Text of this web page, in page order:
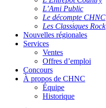
L’Ami Public
Le décompte CHNC
Les Classiques Rock
Nouvelles régionales
Services
Ventes
Offres d’emploi
Concours
À propos de CHNC
Équipe
Historique